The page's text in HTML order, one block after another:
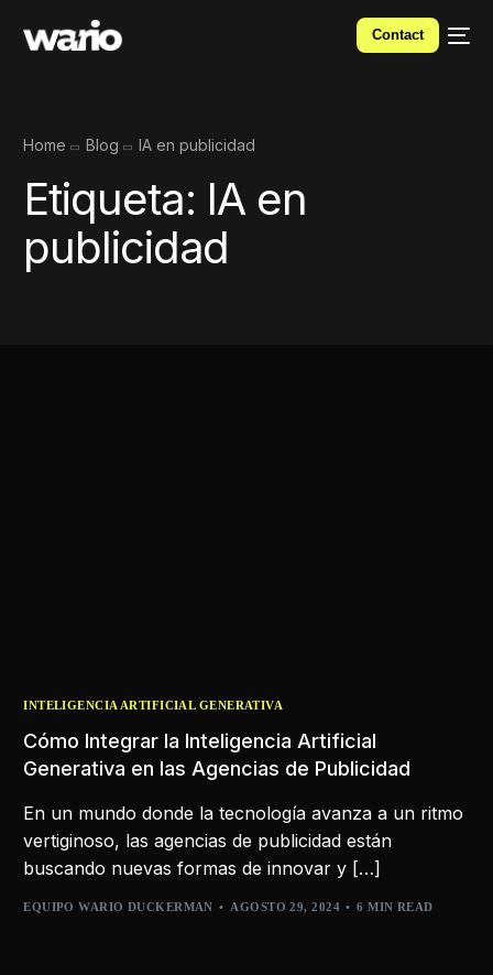
Contact
Home Blog IA en publicidad
Etiqueta: IA en
publicidad
INTELIGENCIA ARTIFICIAL GENERATIVA
Cómo Integrar la Inteligencia Artificial
Generativa en las Agencias de Publicidad
En un mundo donde la tecnología avanza a un ritmo
vertiginoso, las agencias de publicidad están
buscando nuevas formas de innovar y […]
EQUIPO WARIO DUCKERMAN AGOSTO 29, 2024 6 MIN READ